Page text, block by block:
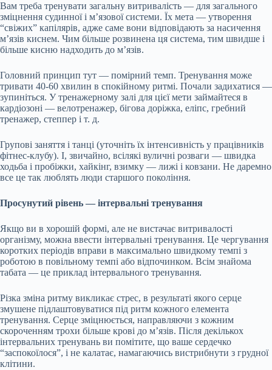
Вам треба тренувати загальну витривалість — для загального
зміцнення судинної і м’язової системи. Їх мета — утворення
“свіжих” капілярів, адже саме вони відповідають за насичення
м’язів киснем. Чим більше розвинена ця система, тим швидше і
більше кисню надходить до м’язів.
Головний принцип тут — помірний темп. Тренування може
тривати 40-60 хвилин в спокійному ритмі. Почали задихатися —
зупиніться. У тренажерному залі для цієї мети займайтеся в
кардіозоні — велотренажер, бігова доріжка, еліпс, гребний
тренажер, степпер і т. д.
Групові заняття і танці (уточніть їх інтенсивність у працівників
фітнес-клубу). І, звичайно, всілякі вуличні розваги — швидка
ходьба і пробіжки, хайкінг, взимку — лижі і ковзани. Не даремно
все це так люблять люди старшого покоління.
Просунутий рівень — інтервальні тренування
Якщо ви в хорошій формі, але не вистачає витривалості
організму, можна ввести інтервальні тренування. Це чергування
коротких періодів вправи в максимально швидкому темпі з
роботою в повільному темпі або відпочинком. Всім знайома
табата — це приклад інтервального тренування.
Різка зміна ритму викликає стрес, в результаті якого серце
змушене підлаштовуватися під ритм кожного елемента
тренування. Серце зміцнюється, направляючи з кожним
скороченням трохи більше крові до м’язів. Після декількох
інтервальних тренувань ви помітите, що ваше сердечко
“заспокоїлося”, і не калатає, намагаючись вистрибнути з грудної
клітини.